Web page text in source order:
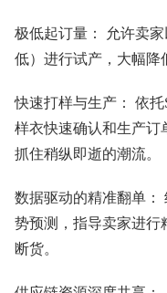
极低起订量： 允许卖
低）进行试产，大幅降
快速打样与生产： 依
样衣快速确认和生产订
抓住稍纵即逝的潮流。
数据驱动的精准翻单：
势预测，指导卖家进行
断货。